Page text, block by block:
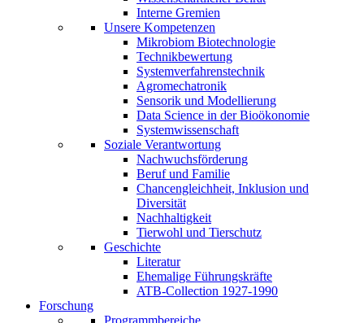
Interne Gremien
Unsere Kompetenzen
Mikrobiom Biotechnologie
Technikbewertung
Systemverfahrenstechnik
Agromechatronik
Sensorik und Modellierung
Data Science in der Bioökonomie
Systemwissenschaft
Soziale Verantwortung
Nachwuchsförderung
Beruf und Familie
Chancengleichheit, Inklusion und
Diversität
Nachhaltigkeit
Tierwohl und Tierschutz
Geschichte
Literatur
Ehemalige Führungskräfte
ATB-Collection 1927-1990
Forschung
Programmbereiche